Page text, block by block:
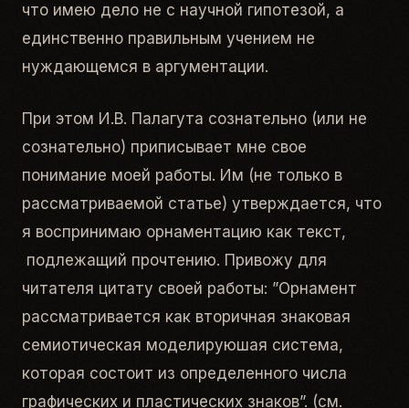
что имею дело не с научной гипотезой, а
единственно правильным учением не
нуждающемся в аргументации.
При этом И.В. Палагута сознательно (или не
сознательно) приписывает мне свое
понимание моей работы. Им (не только в
рассматриваемой статье) утверждается, что
я воспринимаю орнаментацию как текст,
подлежащий прочтению. Привожу для
читателя цитату своей работы: ”Орнамент
рассматривается как вторичная знаковая
семиотическая моделируюшая система,
которая состоит из определенного числа
графических и пластических знаков”. (см.